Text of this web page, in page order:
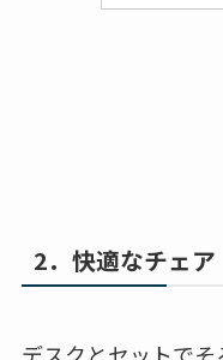
2．快適なチェア